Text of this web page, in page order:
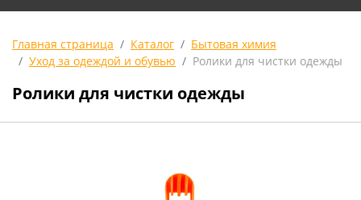
Главная страница Каталог
Бытовая химия
Уход за одеждой и обувью
Ролики для чистки одежды
Ролики для чистки одежды